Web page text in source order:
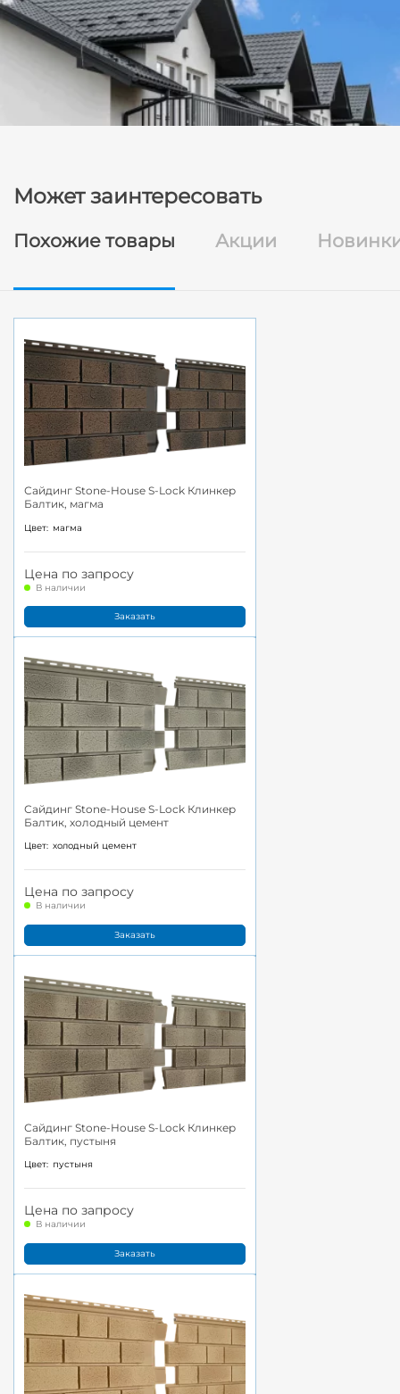
Может заинтересовать
Похожие товары Акции
Сайдинг Stone-House S-Lock Клинкер
Балтик, магма
Цвет: магма
Цена по запросу
В наличии
Заказать
Сайдинг Stone-House S-Lock Клинкер
Балтик, холодный цемент
Цвет: холодный цемент
Цена по запросу
В наличии
Заказать
Сайдинг Stone-House S-Lock Клинкер
Балтик, пустыня
Цвет: пустыня
Цена по запросу
В наличии
Заказать